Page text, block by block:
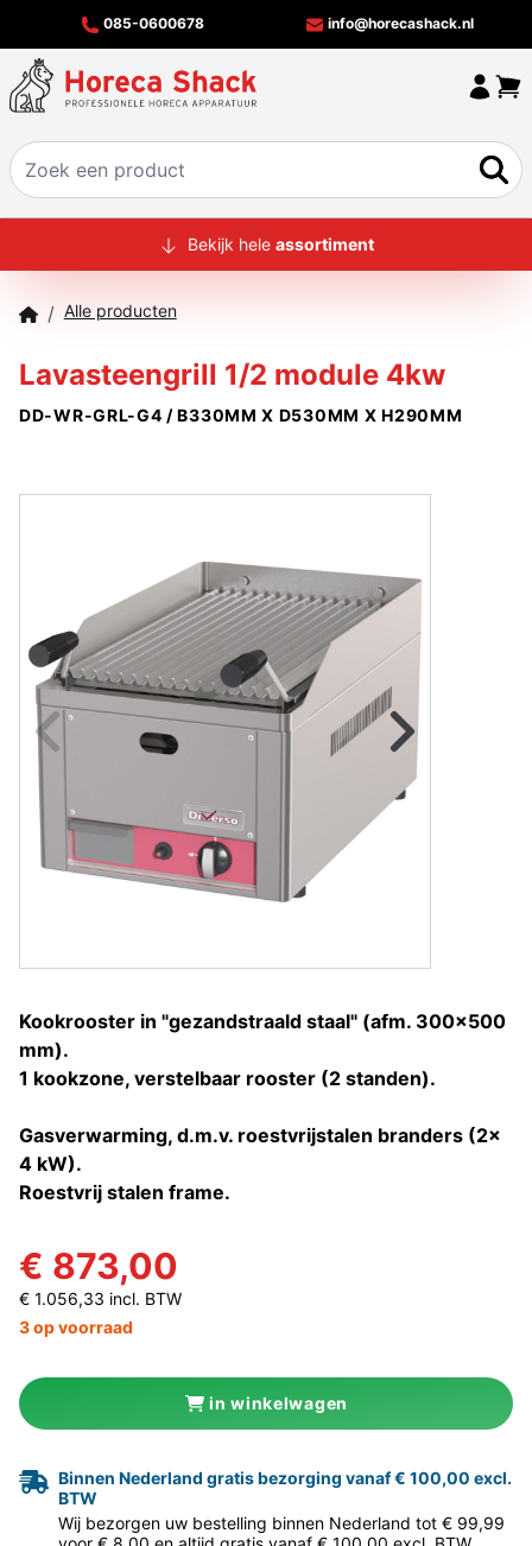
085-0600678 info@horecashack.nl
HOME
MERKEN
OFFERTECHECKER
Bekijk hele assortiment
/ Alle producten
Lavasteengrill 1/2 module 4kw
DD-WR-GRL-G4 / B330MM X D530MM X H290MM
Naar vorige
Kookrooster in "gezandstraald staal" (afm. 300x500
mm).
1 kookzone, verstelbaar rooster (2 standen).
Gasverwarming, d.m.v. roestvrijstalen branders (2x
4 kW).
Roestvrij stalen frame.
€ 873,00
€ 1.056,33 incl. BTW
3 op voorraad
in winkelwagen
Binnen Nederland gratis bezorging vanaf € 100,00 excl.
BTW
Wij bezorgen uw bestelling binnen Nederland tot € 99,99